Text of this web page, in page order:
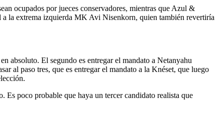
ocupados por jueces conservadores, mientras que Azul &
la extrema izquierda MK Avi Nisenkorn, quien también revertiría
absoluto. El segundo es entregar el mandato a Netanyahu
al paso tres, que es entregar el mandato a la Knéset, que luego
poco probable que haya un tercer candidato realista que